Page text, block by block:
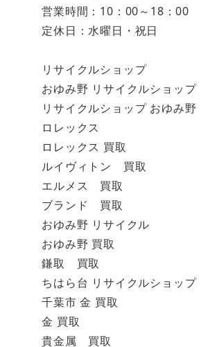
営業時間：10：00～18：00
定休日：水曜日・祝日
リサイクルショップ
おゆみ野 リサイクルショップ
リサイクルショップ おゆみ野
ロレックス
ロレックス 買取
ルイヴィトン 買取
エルメス 買取
ブランド 買取
おゆみ野 リサイクル
おゆみ野 買取
鎌取 買取
ちはら台 リサイクルショップ
千葉市 金 買取
金 買取
貴金属 買取